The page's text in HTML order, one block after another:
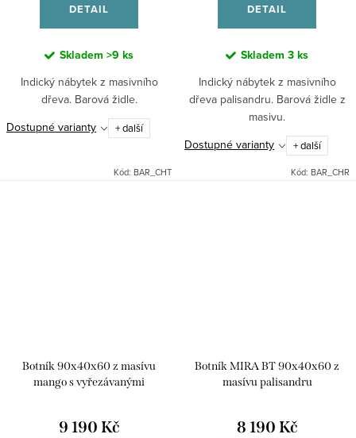
DETAIL
Skladem >9 ks
Indický nábytek z masivního
dřeva. Barová židle.
Dostupné varianty
+ další
Kód: BAR_CHT
DETAIL
Skladem 3 ks
Indický nábytek z masivního
dřeva palisandru. Barová židle z
masivu.
Dostupné varianty
+ další
Kód: BAR_CHR
Botník 90x40x60 z masívu
mango s vyřezávanými
9 190 Kč
Botník MIRA BT 90x40x60 z
masívu palisandru
8 190 Kč